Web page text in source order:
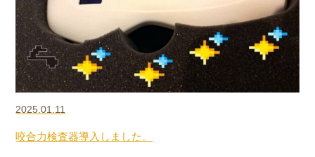
2025.01.11
咬合力検査器導入しました。